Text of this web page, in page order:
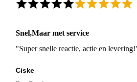
Snel,Maar met service
"Super snelle reactie, actie en
Ciske